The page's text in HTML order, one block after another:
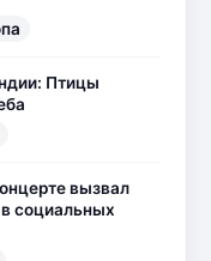
Птицы
вызвал
социальных